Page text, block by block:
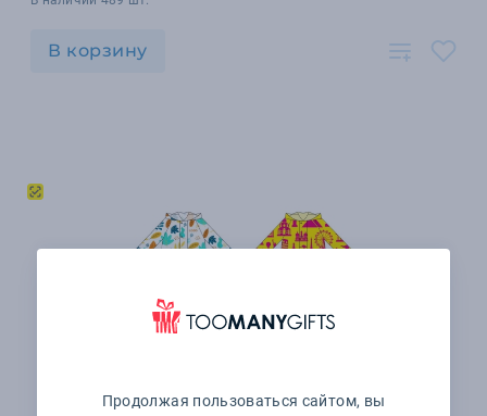
В корзину
Продолжая пользоваться сайтом, вы